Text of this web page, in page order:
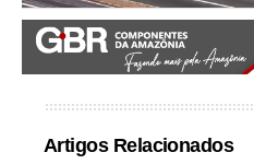
Artigos Relacionados